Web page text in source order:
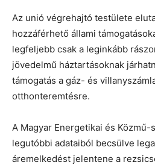
Az unió végrehajtó testülete
hozzáférhető állami
legfeljebb csak a leginkább
jövedelmű háztartásoknak
támogatás a gáz- és
otthonteremtésre.
A Magyar Energetikai és Közmű-
legutóbbi adataiból becsülve
áremelkedést jelentene a